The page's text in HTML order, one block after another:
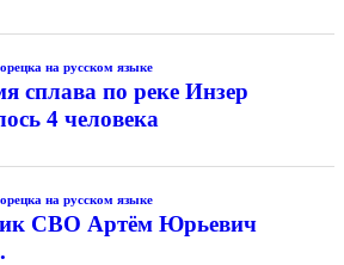
на русском языке
сплава по реке Инзер
4 человека
на русском языке
СВО Артём Юрьевич